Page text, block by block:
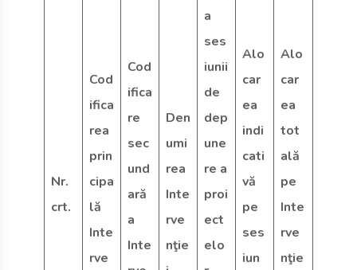
Nr.
crt.
Cod
ifica
rea
prin
cipa
lă
Inte
rve
Cod
ifica
re
sec
und
ară
a
Inte
Den
umi
rea
Inte
rve
nţie
a
ses
iunii
de
dep
une
re a
proi
ect
elo
Alo
car
ea
indi
cati
vă
pe
ses
iun
Alo
car
ea
tot
ală
pe
Inte
rve
nţie